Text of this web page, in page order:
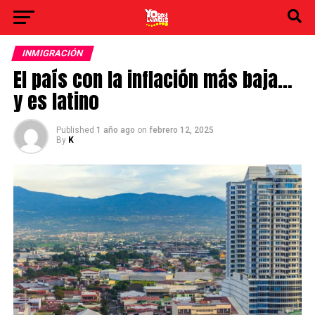
INMIGRACIÓN
El país con la inflación más baja…
y es latino
Published 1 año ago on febrero 12, 2025
By K